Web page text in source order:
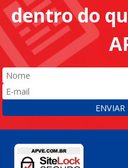
dentro do
ENVIAR